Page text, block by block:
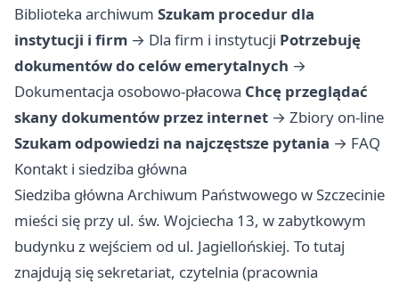
Biblioteka archiwum Szukam procedur dla
instytucji i firm → Dla firm i instytucji Potrzebuję
dokumentów do celów emerytalnych →
Dokumentacja osobowo-płacowa Chcę przeglądać
skany dokumentów przez internet → Zbiory on-line
Szukam odpowiedzi na najczęstsze pytania → FAQ
Kontakt i siedziba główna
Siedziba główna Archiwum Państwowego w Szczecinie
mieści się przy ul. św. Wojciecha 13, w zabytkowym
budynku z wejściem od ul. Jagiellońskiej. To tutaj
znajdują się sekretariat, czytelnia (pracownia